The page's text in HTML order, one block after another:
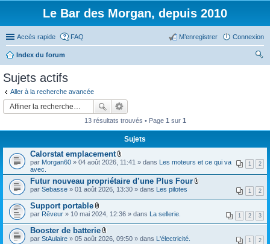
Le Bar des Morgan, depuis 2010
Accès rapide FAQ Connexion
M’enregistrer
Index du forum
Sujets actifs
Aller à la recherche avancée
13 résultats trouvés • Page 1 sur 1
Sujets
Calorstat emplacement
F
c
h
i
(
s
)
o
1 2
par Morgan60 » 04 août 2026, 11:41 » dans Les moteurs et ce qui va
avec.
Futur nouveau propriétaire d’une Plus Four
c
e
1 2
par Sebasse » 01 août 2026, 13:30 » dans Les pilotes
Support portable
F
c
h
i
1 2 3
par Rêveur » 10 mai 2024, 12:36 » dans La sellerie.
Booster de batterie
F
1 2
par StAulaire » 05 août 2026, 09:50 » dans L'électricité.